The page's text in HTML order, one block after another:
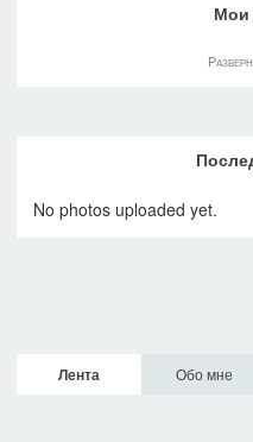
Мои
No photos uploaded yet.
Лента Обо мне